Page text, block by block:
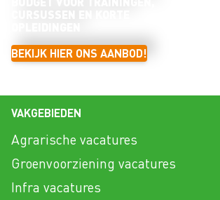
BEKIJK HIER ONS AANBOD!
VAKGEBIEDEN
Agrarische vacatures
Groenvoorziening vacatures
Infra vacatures